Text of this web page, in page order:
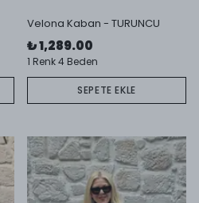
Velona Kaban - TURUNCU
₺ 1,289.00
1 Renk 4 Beden
SEPETE EKLE